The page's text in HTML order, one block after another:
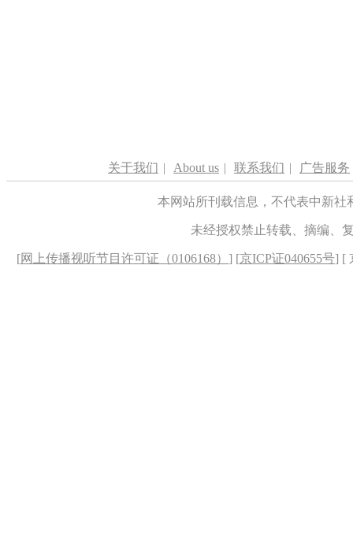
关于我们 | About us | 联系我们 | 广告服务
本网站所刊载信息，不代表中新
未经授权禁止转载、摘编、
[网上传播视听节目许可证（0106168） ] [京ICP证040655号] [